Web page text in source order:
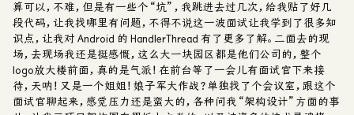
算可以，不难，但是有一些个“坑”，我跳进去过几次，给我贴了好几
段代码，让我找哪里有问题，不得不说这一波面试让我学到了很多知
识点，让我对 Android 的 HandlerThread 有了更多了解。二面去的现
场，去现场我还是挺感慨，这么大一块园区都是他们公司的，整个
logo放大楼前面，真的是气派！在前台等了一会儿有面试官下来接
待，天呐！又是一个姐姐！娘子军大作战？单独找了个会议室，跟这个
面试官聊起来，感觉压力还是蛮大的，各种问我“架构设计”方面的事